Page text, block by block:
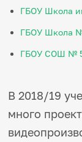
ГБОУ Школа
ГБОУ Школа
ГБОУ СОШ №
В 2018/19
много